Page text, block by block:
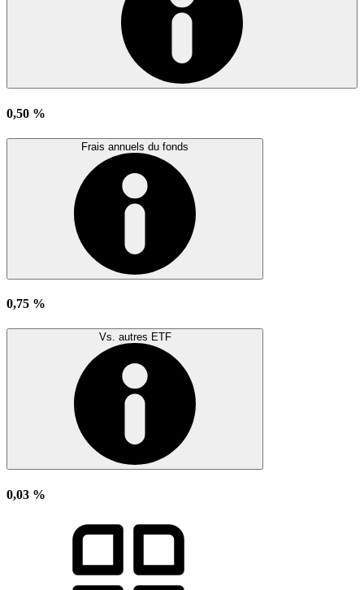
0,50 %
Frais annuels du fonds
0,75 %
Vs. autres ETF
0,03 %